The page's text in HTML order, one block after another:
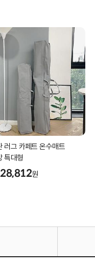
러그 카페트 온수매트
특대형
28,812원